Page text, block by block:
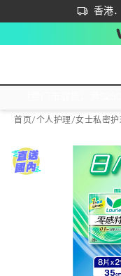
香港
立即
首次APP下
首页/个人护理/女士私密护